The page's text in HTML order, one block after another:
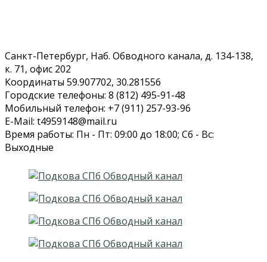
Санкт-Петербург, Наб. Обводного канала, д. 134-138,
к. 71, офис 202
Координаты 59.907702, 30.281556
Городские телефоны: 8 (812) 495-91-48
Мобильный телефон: +7 (911) 257-93-96
E-Mail: t4959148@mail.ru
Время работы: Пн - Пт: 09:00 до 18:00; Сб - Вс:
Выходные